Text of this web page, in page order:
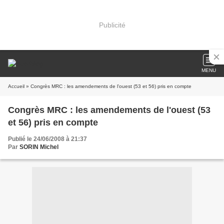
Publicité
MENU
Accueil » Congrès MRC : les amendements de l'ouest (53 et 56) pris en compte
Congrès MRC : les amendements de l'ouest (53
et 56) pris en compte
Publié le 24/06/2008 à 21:37
Par SORIN Michel